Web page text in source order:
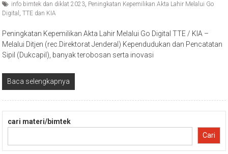
info bimtek dan diklat 2023, Peningkatan Kepemilikan Akta Lahir Melalui Go
Digital ,TTE dan KIA
Peningkatan Kepemilikan Akta Lahir Melalui Go Digital TTE / KIA –
Melalui Ditjen (rec.Direktorat Jenderal) Kependudukan dan Pencatatan
Sipil (Dukcapil), banyak terobosan serta inovasi
Baca selengkapnya
cari materi/bimtek
Cari